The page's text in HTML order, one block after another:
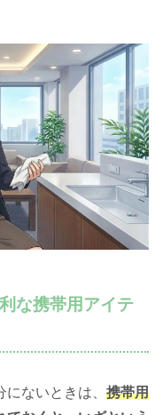
な携帯用アイテ
ないときは、 携帯用